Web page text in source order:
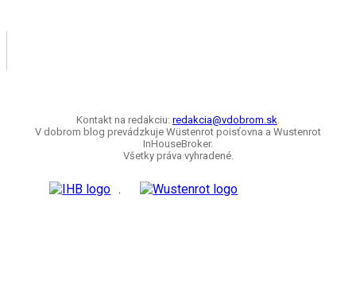
Kontakt na redakciu: redakcia@vdobrom.sk.
V dobrom blog prevádzkuje Wüstenrot poisťovna a Wustenrot
InHouseBroker.
Všetky práva vyhradené.
.